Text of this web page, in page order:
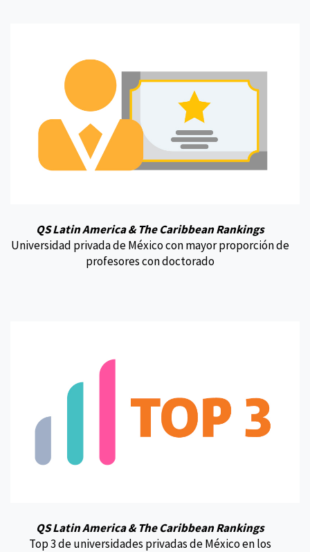
QS Latin America & The Caribbean Rankings
Universidad privada de México con mayor proporción de
profesores con doctorado
QS Latin America & The Caribbean Rankings
Top 3 de universidades privadas de México en los